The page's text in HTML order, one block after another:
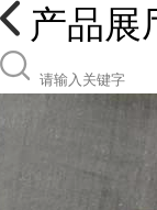
产品展